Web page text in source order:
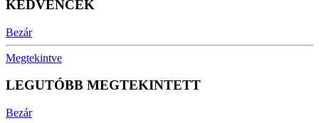
KEDVENCEK
Bezár
Megtekintve
LEGUTÓBB MEGTEKINTETT
Bezár